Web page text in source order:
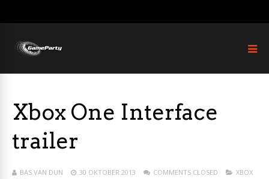
Xbox One Interface
trailer
BAS VAN DUN 30 OKTOBER 2013 COMMENTS CLOSED
XBOX